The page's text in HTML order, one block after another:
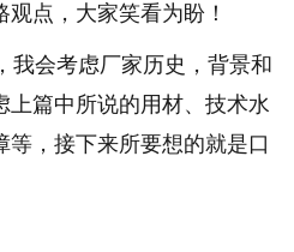
点，大家笑看为盼！
会考虑厂家历史，背景和
上篇中所说的用材、技术水
，接下来所要想的就是口